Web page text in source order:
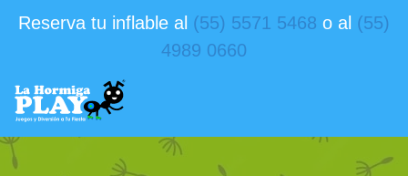
Reserva tu inflable al (55) 5571 5468 o al (55)
4989 0660